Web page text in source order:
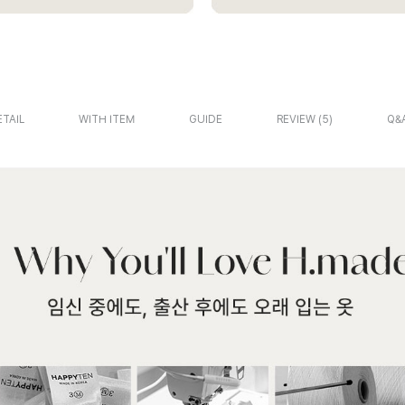
WITH ITEM GUIDE REVIEW 5